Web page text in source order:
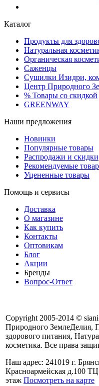
Каталог
Продукты для
Натуральная
Органическая
Саженцы
Сушилки Изидри,
Центр Природного
% Товары со скидкой
GREENWAY
Наши предложения
Новинки
Популярные товары
Распродажи и скидки
Рекомендуемые
Уцененные товары
Помощь и сервисы
Доставка
О магазине
Как купить
Контакты
Оптовикам
Блог
Акции
Бренды
Вопрос-Ответ
Copyright 2005-2014 ©
Природного ЗемлеДелия,
здорового питания,
косметика. Все права
Наш адрес: 241019 г.
Красноармейская д.100
этаж Посмотреть на карте